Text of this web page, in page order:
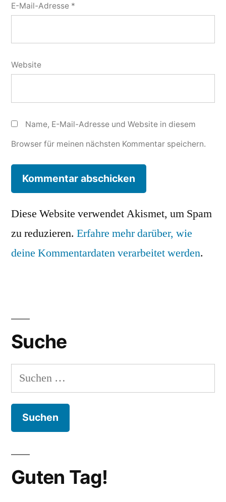
E-Mail-Adresse *
Website
Name, E-Mail-Adresse und Website in diesem
Browser für meinen nächsten Kommentar speichern.
Diese Website verwendet Akismet, um Spam
zu reduzieren. Erfahre mehr darüber, wie
deine Kommentardaten verarbeitet werden.
Suche
Suchen
nach:
Guten Tag!